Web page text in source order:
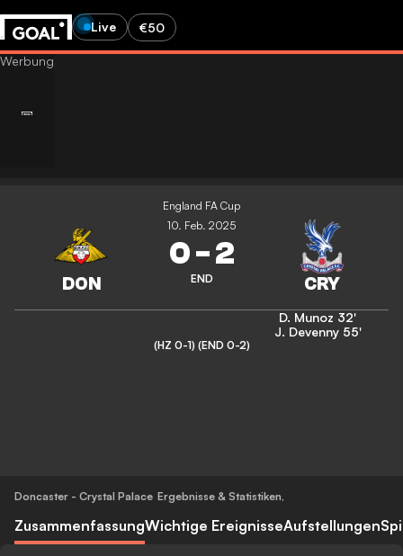
Live €50
England FA Cup
10. Feb. 2025
0-2
END
D. Munoz 32'
J. Devenny 55'
(HZ 0-1) (END 0-2)
Doncaster - Crystal Palace Ergebnisse & Statistiken,
ZusammenfassungWichtige EreignisseAufstellungen